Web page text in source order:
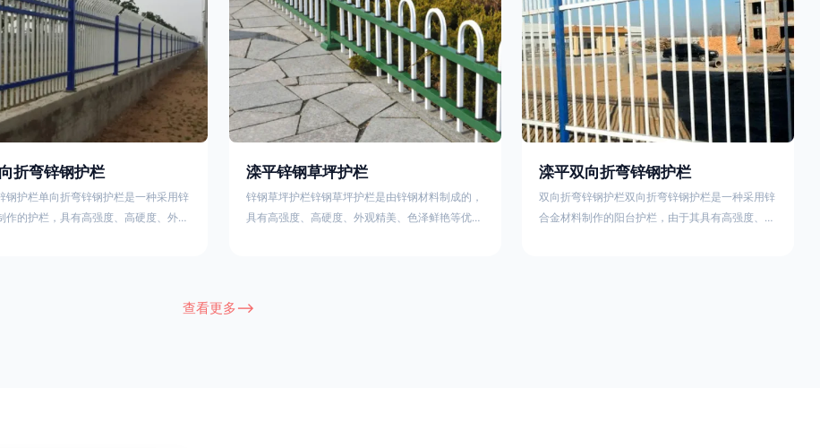
水泥围栏等。如果您需要使用铁艺围
同场所的需求 。三横杆锌钢护栏的使用方法
一。锌钢阳台护栏的安装方法因情况而异，但是一
般采
折弯锌钢护栏
钢护栏单向折弯锌钢护栏是一种采用锌
作的护栏，具有高强度、高硬度、外观
防盗垫圈，这样能够避免护栏被人轻易
滦平锌钢草坪护栏
锌钢草坪护栏锌钢草坪护栏是由锌钢材料制成的，
具有高强度、高硬度、外观精美、色泽鲜艳等优
滦平双向折弯锌钢护栏
双向折弯锌钢护栏双向折弯锌钢护栏是一种采用锌
合金材料制作的阳台护栏，由于其具有高强度、高
查看更多-->